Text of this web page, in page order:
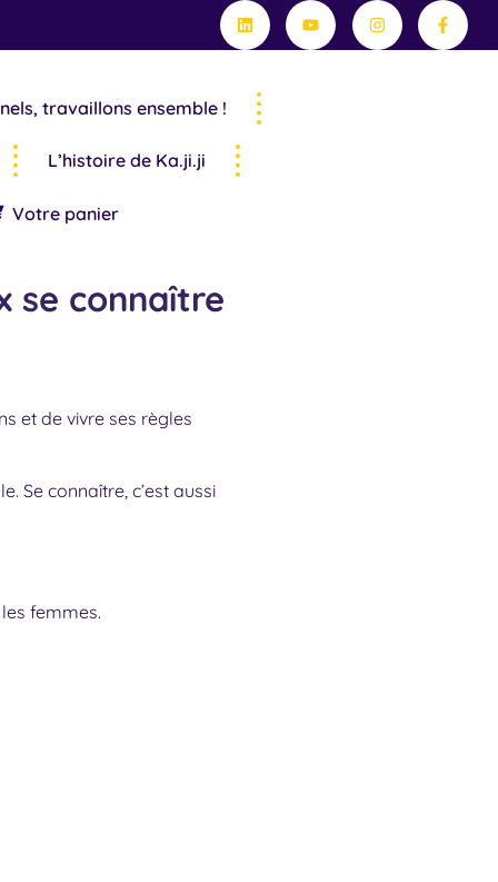
LinkedinYoutubeInstagram
f
travaillons ensemble !
L’histoire de Ka.ji.ji
Votre panier
se connaître
et de vivre ses règles
Se connaître, c’est aussi
femmes.